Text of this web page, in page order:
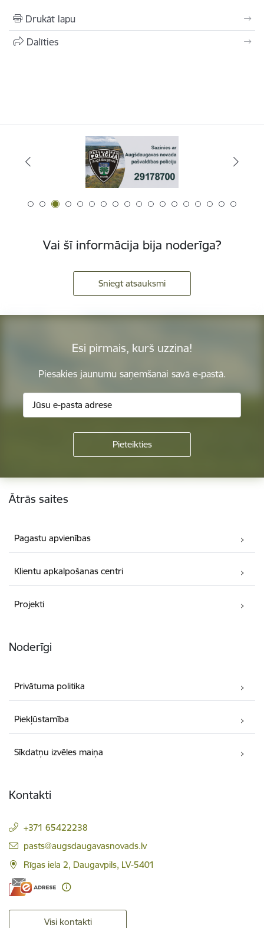
Drukāt lapu
Dalīties
Vai šī informācija bija noderīga?
Sniegt atsauksmi
Esi pirmais, kurš uzzina!
Piesakies jaunumu saņemšanai savā e-pastā.
Kājene
Ātrās saites
Pagastu apvienības
Klientu apkalpošanas centri
Projekti
Noderīgi
Privātuma politika
Piekļūstamība
Sīkdatņu izvēles maiņa
Kontakti
+371 65422238
E-pasts:
pasts@augsdaugavasnovads.lv
Rīgas iela 2, Daugavpils, LV-5401
Visi kontakti